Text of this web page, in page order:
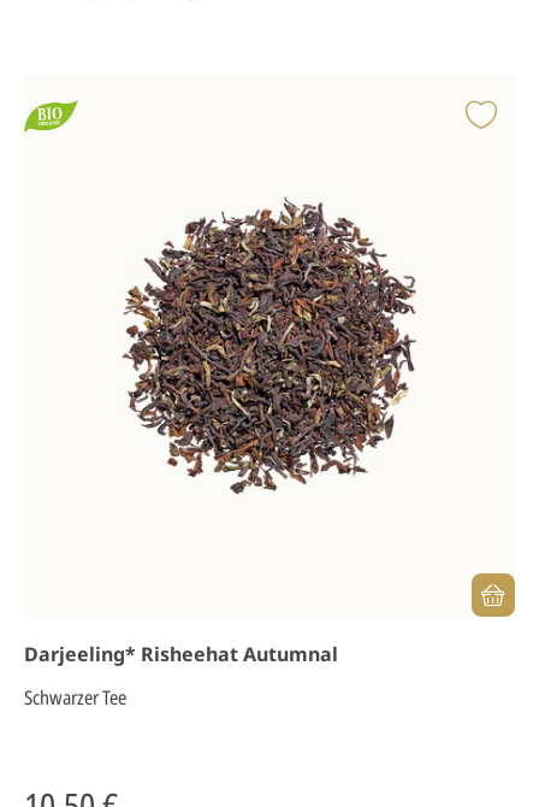
Darjeeling* Risheehat Autumnal
Schwarzer Tee